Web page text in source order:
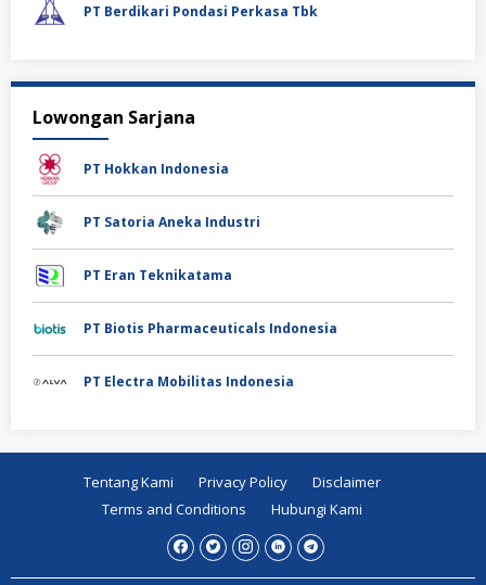
PT Berdikari Pondasi Perkasa Tbk
Lowongan Sarjana
PT Hokkan Indonesia
PT Satoria Aneka Industri
PT Eran Teknikatama
PT Biotis Pharmaceuticals Indonesia
PT Electra Mobilitas Indonesia
Tentang Kami Privacy Policy
Disclaimer
Terms and Conditions
Hubungi Kami